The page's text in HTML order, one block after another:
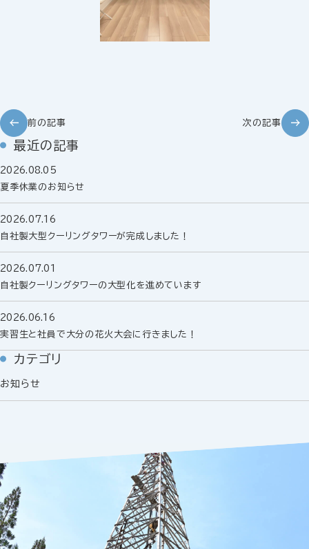
前の記事 次の記事
最近の記事
2026.08.05
夏季休業のお知らせ
2026.07.16
自社製大型クーリングタワーが完成しました！
2026.07.01
自社製クーリングタワーの大型化を進めています
2026.06.16
実習生と社員で大分の花火大会に行きました！
カテゴリ
お知らせ